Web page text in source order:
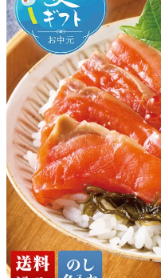
カテゴリから選ぶ
贈る相手から選ぶ